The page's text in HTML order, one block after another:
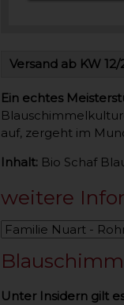
Versand ab KW 12/
Ein echtes
auf, zergeht im
Inhalt: Bio Schaf
weitere
Unter Insidern gilt